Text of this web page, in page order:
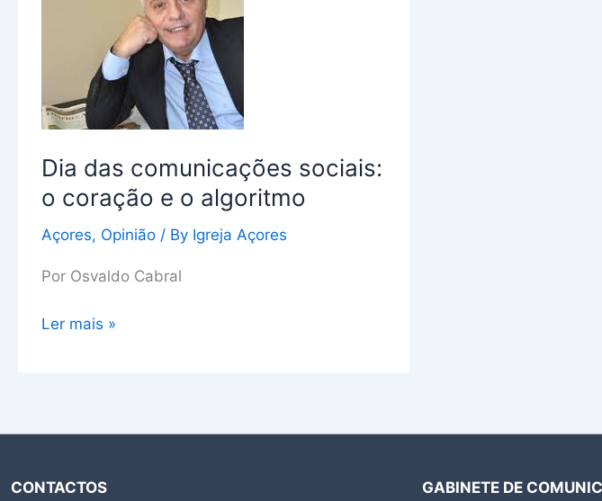
Dia das comunicações sociais:
o coração e o algoritmo
Açores, Opinião/ By Igreja Açores
Por Osvaldo Cabral
coração
o
Ler mais »
CONTACTOS GABINETE DE